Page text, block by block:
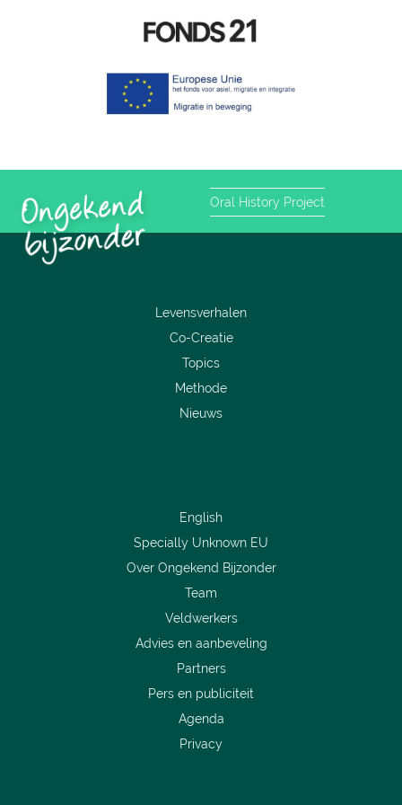
Oral History Project
Levensverhalen
Co-Creatie
Topics
Methode
Nieuws
English
Specially Unknown EU
Over Ongekend Bijzonder
Team
Veldwerkers
Advies en aanbeveling
Partners
Pers en publiciteit
Agenda
Privacy